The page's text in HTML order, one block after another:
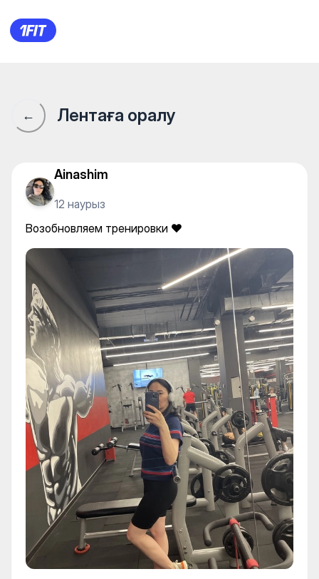
FitnessBlitz Qostanay —
← Лентаға оралу
Ainashim
12 наурыз
Возобновляем тренировки ❤️